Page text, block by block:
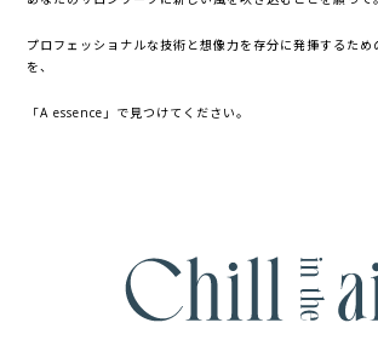
プロフェッショナルな技術と想像力を存分に発揮するため
を、
「A essence」で見つけてください。